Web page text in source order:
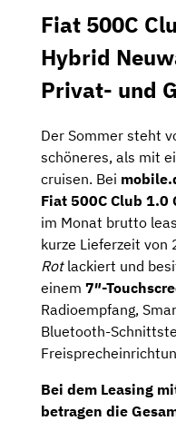
Fiat 500C
Hybrid
Privat- und
Der Sommer steht
schöneres, als mit
cruisen. Bei
Fiat 500C Club 1.0
im Monat brutto
kurze Lieferzeit von
Rotlackiert und
einem 7″-
Radioempfang,
Bluetooth-
Bei dem Leasing
betragen die